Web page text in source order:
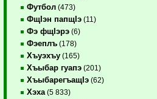
Футбол (473)
ФщIэн папщIэ (11)
Фэ фщIэрэ (6)
Фэеплъ (178)
Хъуэхъу (165)
Хъыбар гуапэ (201)
ХъыбарегъащIэ (62)
Хэха (5 833)